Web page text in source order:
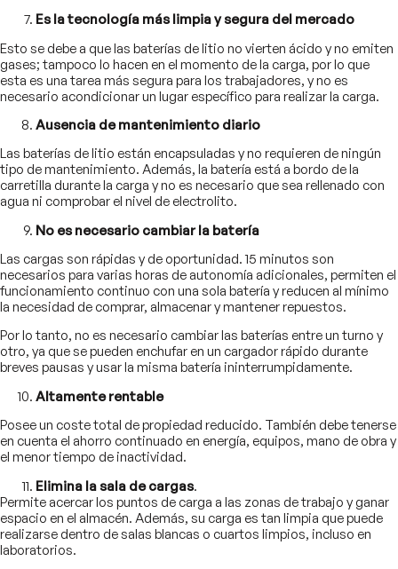
Es la tecnología más limpia y segura del mercado
Esto se debe a que las baterías de litio no vierten ácido y no emiten
gases; tampoco lo hacen en el momento de la carga, por lo que
esta es una tarea más segura para los trabajadores, y no es
necesario acondicionar un lugar específico para realizar la carga.
Ausencia de mantenimiento diario
Las baterías de litio están encapsuladas y no requieren de ningún
tipo de mantenimiento. Además, la batería está a bordo de la
carretilla durante la carga y no es necesario que sea rellenado con
agua ni comprobar el nivel de electrolito.
No es necesario cambiar la batería
Las cargas son rápidas y de oportunidad. 15 minutos son
necesarios para varias horas de autonomía adicionales, permiten el
funcionamiento continuo con una sola batería y reducen al mínimo
la necesidad de comprar, almacenar y mantener repuestos.
Por lo tanto, no es necesario cambiar las baterías entre un turno y
otro, ya que se pueden enchufar en un cargador rápido durante
breves pausas y usar la misma batería ininterrumpidamente.
Altamente rentable
Posee un coste total de propiedad reducido. También debe tenerse
en cuenta el ahorro continuado en energía, equipos, mano de obra y
el menor tiempo de inactividad.
Elimina la sala de cargas.
Permite acercar los puntos de carga a las zonas de trabajo y ganar
espacio en el almacén. Además, su carga es tan limpia que puede
realizarse dentro de salas blancas o cuartos limpios, incluso en
laboratorios.